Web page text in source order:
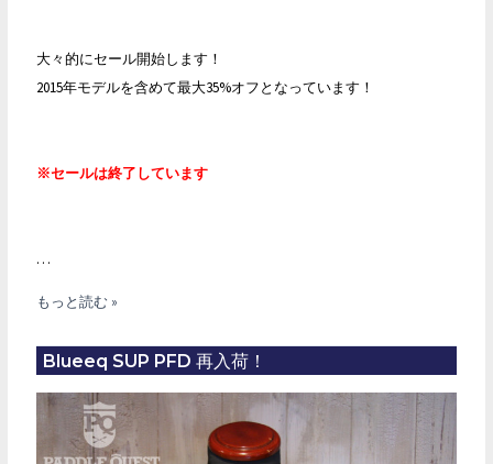
大々的にセール開始します！
2015年モデルを含めて最大35%オフとなっています！
※セールは終了しています
…
BLUEEQ
ー
もっと読む »
Blueeq SUP PFD 再入荷！